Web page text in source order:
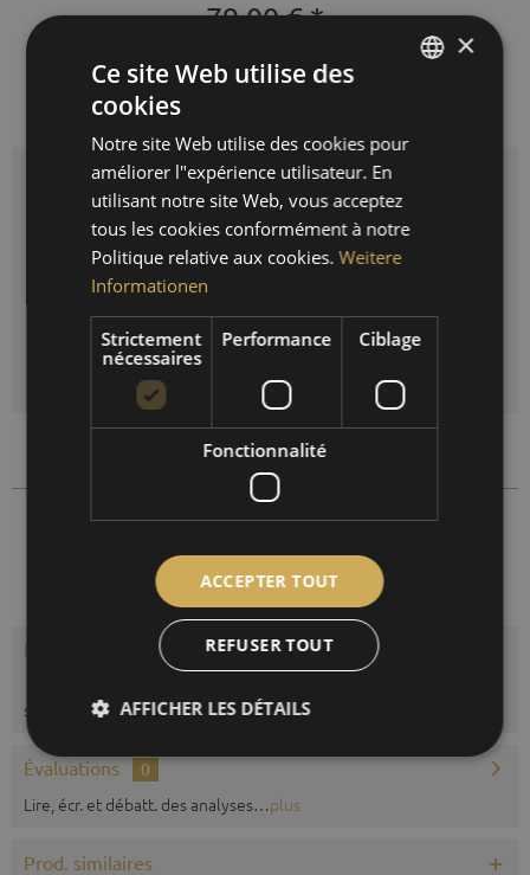
79,00 € *
Prêt à expédier immédiatement,
Diamètre:
DANS LE PANIER
Comparer Se souv.
Réf. d'article : 198.01
Description
sauna. Plage de mesure 20...plus
Évaluations 0
Lire, écr. et débatt. des analyses…plus
Prod. similaires
ENGLISH
FRENCH
×
Ce site Web utilise des
cookies
Notre site Web utilise des cookies pour
améliorer l"expérience utilisateur. En
utilisant notre site Web, vous acceptez
tous les cookies conformément à notre
Politique relative aux cookies. Weitere
Informationen
Strictement
nécessaires
Performance Ciblage
Fonctionnalité
ACCEPTER TOUT
REFUSER TOUT
AFFICHER LES DÉTAILS